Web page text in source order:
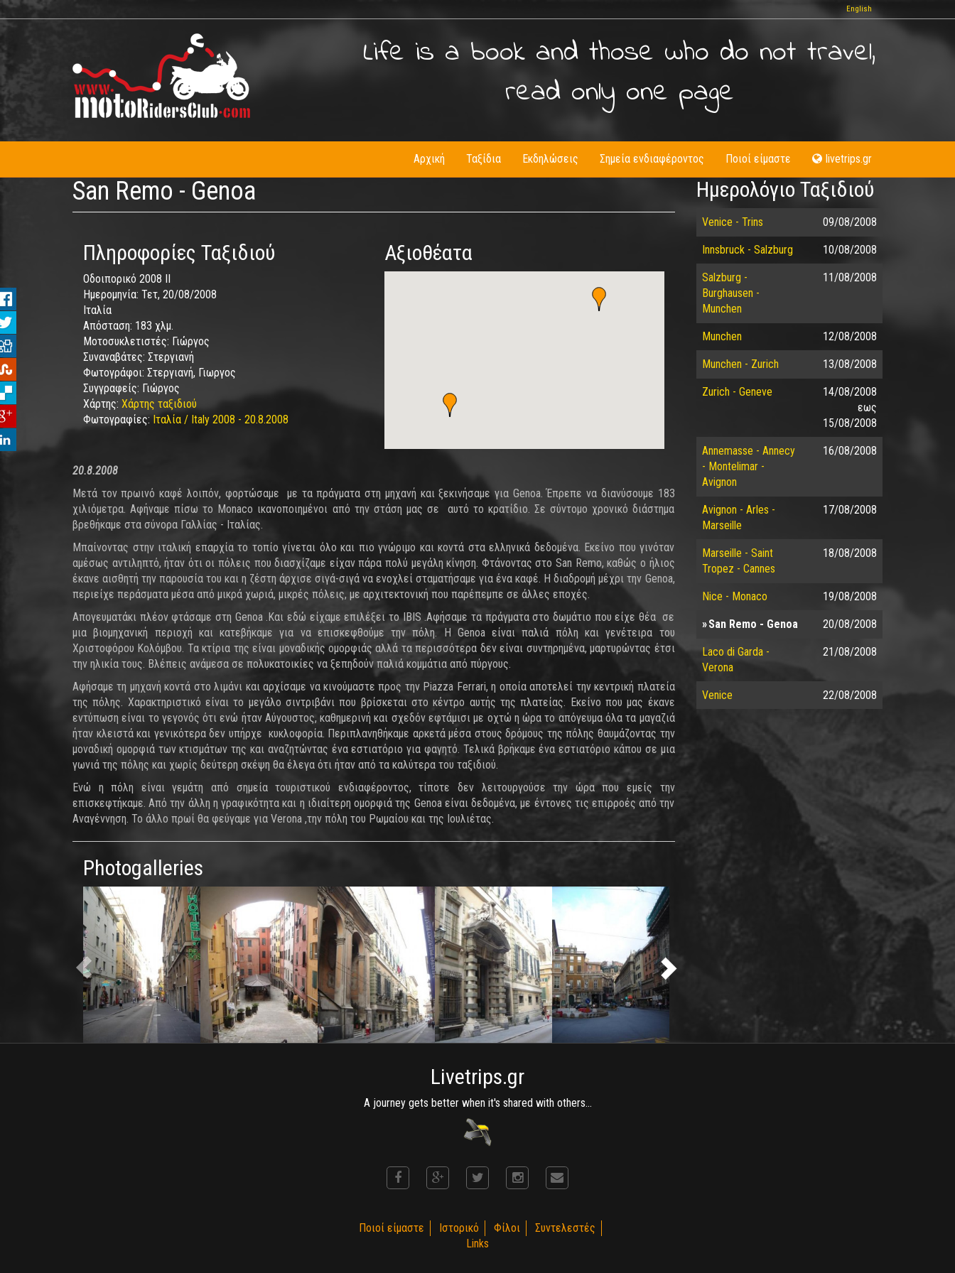
Παράκαμψη
προς
κυρίως
περιεχόμενο
English
Life is a book and those who do not travel,
read only one page
Αρχική Ταξίδια Εκδηλώσεις Σημεία ενδιαφέροντος Ποιοί είμαστε livetrips.gr
San Remo - Genoa
Πληροφορίες Ταξιδιού
Οδοιπορικό 2008 ΙΙ
Ημερομηνία: Τετ, 20/08/2008
Ιταλία
Απόσταση: 183 χλμ.
Μοτοσυκλετιστές: Γιώργος
Συναναβάτες: Στεργιανή
Φωτογράφοι: Στεργιανή, Γιωργος
Συγγραφείς: Γιώργος
Χάρτης: Χάρτης ταξιδιού
Φωτογραφίες: Ιταλία / Italy 2008 - 20.8.2008
Αξιοθέατα
20.8.2008
Μετά τον πρωινό καφέ λοιπόν, φορτώσαμε με τα πράγματα στη μηχανή και ξεκινήσαμε για Genoa. Έπρεπε να διανύσουμε 183
χιλιόμετρα. Αφήναμε πίσω το Monaco ικανοποιημένοι από την στάση μας σε αυτό το κρατίδιο. Σε σύντομο χρονικό διάστημα
βρεθήκαμε στα σύνορα Γαλλίας - Ιταλίας.
Μπαίνοντας στην ιταλική επαρχία το τοπίο γίνεται όλο και πιο γνώριμο και κοντά στα ελληνικά δεδομένα. Εκείνο που γινόταν
αμέσως αντιληπτό, ήταν ότι οι πόλεις που διασχίζαμε είχαν πάρα πολύ μεγάλη κίνηση. Φτάνοντας στο San Remo, καθώς ο ήλιος
έκανε αισθητή την παρουσία του και η ζέστη άρχισε σιγά-σιγά να ενοχλεί σταματήσαμε για ένα καφέ. Η διαδρομή μέχρι την Genoa,
περιείχε περάσματα μέσα από μικρά χωριά, μικρές πόλεις, με αρχιτεκτονική που παρέπεμπε σε άλλες εποχές.
Απογευματάκι πλέον φτάσαμε στη Genoa .Και εδώ είχαμε επιλέξει το IBIS .Αφήσαμε τα πράγματα στο δωμάτιο που είχε θέα σε
μια βιομηχανική περιοχή και κατεβήκαμε για να επισκεφθούμε την πόλη. Η Genoa είναι παλιά πόλη και γενέτειρα του
Χριστοφόρου Κολόμβου. Τα κτίρια της είναι μοναδικής ομορφιάς αλλά τα περισσότερα δεν είναι συντηρημένα, μαρτυρώντας έτσι
την ηλικία τους. Βλέπεις ανάμεσα σε πολυκατοικίες να ξεπηδούν παλιά κομμάτια από πύργους.
Αφήσαμε τη μηχανή κοντά στο λιμάνι και αρχίσαμε να κινούμαστε προς την Piazza Ferrari, η οποία αποτελεί την κεντρική πλατεία
της πόλης. Χαρακτηριστικό είναι το μεγάλο σιντριβάνι που βρίσκεται στο κέντρο αυτής της πλατείας. Εκείνο που μας έκανε
εντύπωση είναι το γεγονός ότι ενώ ήταν Αύγουστος, καθημερινή και σχεδόν εφτάμισι με οχτώ η ώρα το απόγευμα όλα τα μαγαζιά
ήταν κλειστά και γενικότερα δεν υπήρχε κυκλοφορία. Περιπλανηθήκαμε αρκετά μέσα στους δρόμους της πόλης θαυμάζοντας την
μοναδική ομορφιά των κτισμάτων της και αναζητώντας ένα εστιατόριο για φαγητό. Τελικά βρήκαμε ένα εστιατόριο κάπου σε μια
γωνιά της πόλης και χωρίς δεύτερη σκέψη θα έλεγα ότι ήταν από τα καλύτερα του ταξιδιού.
Ενώ η πόλη είναι γεμάτη από σημεία τουριστικού ενδιαφέροντος, τίποτε δεν λειτουργούσε την ώρα που εμείς την
επισκεφτήκαμε. Από την άλλη η γραφικότητα και η ιδιαίτερη ομορφιά της Genoa είναι δεδομένα, με έντονες τις επιρροές από την
Αναγέννηση. Το άλλο πρωί θα φεύγαμε για Verona ,την πόλη του Ρωμαίου και της Ιουλιέτας.
Ημερολόγιο Ταξιδιού
Venice - Trins 09/08/2008
Innsbruck - Salzburg 10/08/2008
Salzburg -
Burghausen -
Munchen
11/08/2008
Munchen 12/08/2008
Munchen - Zurich 13/08/2008
Zurich - Geneve
14/08/2008
εως
15/08/2008
Annemasse - Annecy
- Montelimar -
Avignon
16/08/2008
Avignon - Arles -
Marseille
17/08/2008
Marseille - Saint
Tropez - Cannes
18/08/2008
Nice - Monaco 19/08/2008
San Remo - Genoa 20/08/2008
Laco di Garda -
Verona
21/08/2008
Venice 22/08/2008
Photogalleries
Livetrips.gr
A journey gets better when it's shared with others...
Ποιοί είμαστε Ιστορικό Φίλοι
Συντελεστές
Links